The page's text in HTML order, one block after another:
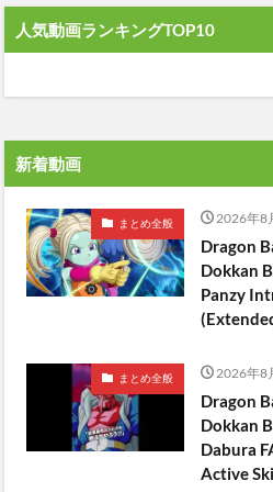
人気動画ランキングTOP10
新着動画
まとめ全般 2026年8
Dragon
Dokkan
Panzy
まとめ全般 2026年8
Dragon
Dokkan
Dabura
Active